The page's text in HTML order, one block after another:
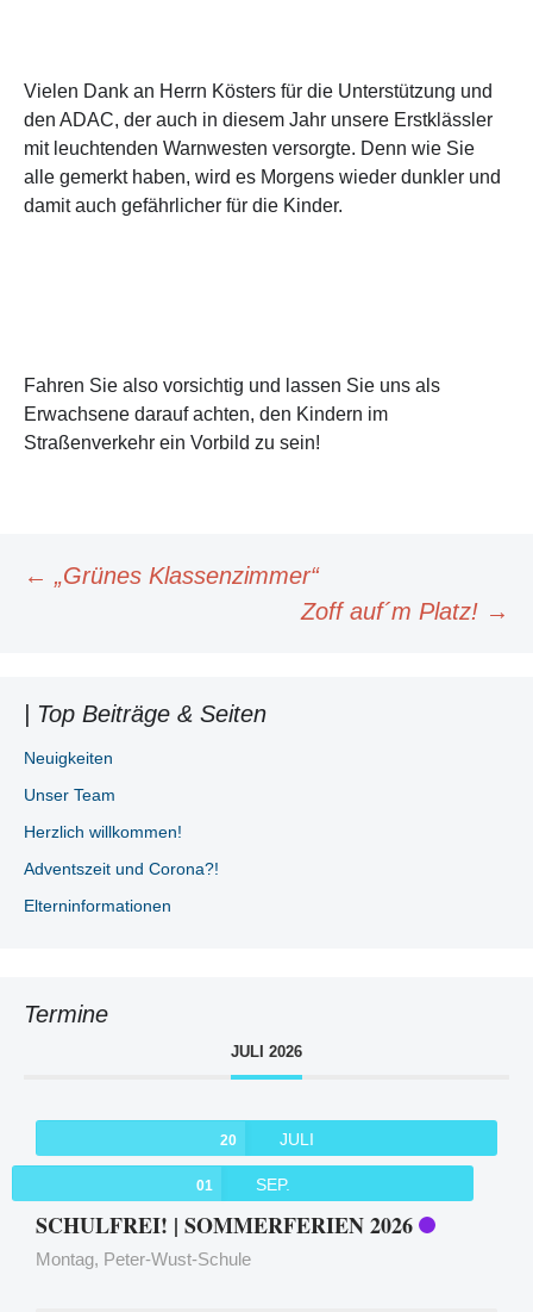
Vielen Dank an Herrn Kösters für die Unterstützung und
den ADAC, der auch in diesem Jahr unsere Erstklässler
mit leuchtenden Warnwesten versorgte. Denn wie Sie
alle gemerkt haben, wird es Morgens wieder dunkler und
damit auch gefährlicher für die Kinder.
Fahren Sie also vorsichtig und lassen Sie uns als
Erwachsene darauf achten, den Kindern im
Straßenverkehr ein Vorbild zu sein!
Beitragsnavigation
← „Grünes Klassenzimmer“
Zoff auf´m Platz! →
| Top Beiträge & Seiten
Neuigkeiten
Unser Team
Herzlich willkommen!
Adventszeit und Corona?!
Elterninformationen
Termine
JULI 2026
20 JULI
01 SEP.
SCHULFREI! | SOMMERFERIEN 2026
Montag, Peter-Wust-Schule